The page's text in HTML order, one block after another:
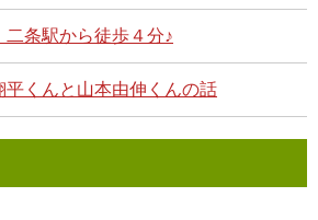
条駅から徒歩４分♪
くんと山本由伸くんの話